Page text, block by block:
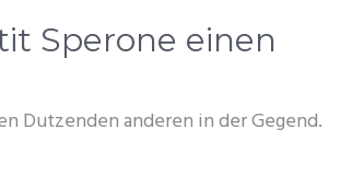
Sperone einen
Dutzenden anderen in der Gegend.